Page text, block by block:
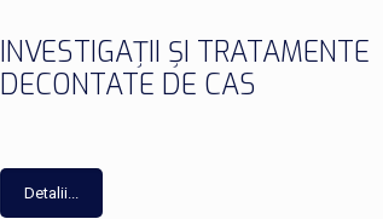
INVESTIGAȚII ȘI TRATAMENTE
DECONTATE DE CAS
Detalii...